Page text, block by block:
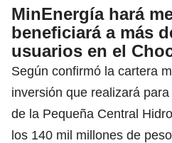
MinEnergía hará
beneficiará a más
usuarios en el
Según confirmó la cartera
inversión que realizará
de la Pequeña Central
los 140 mil millones de